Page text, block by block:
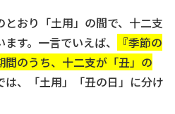
おり「土用」の間で、十二支
す。一言でいえば、
『季節の
のうち、十二支が「丑」の
、「土用」「丑の日」に分け